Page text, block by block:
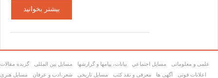
بیشتر بخوانید
گزیده مقالات مسایل بین المللی بیانات، پیامها و گزارشها مسايل اجتماعي
علمی و معلوماتی
مسايل هنری
شعر،ادب و عرفان مسایل تاریخی معرفی و نقد کتب آگهی ها
اعلانات فوتی